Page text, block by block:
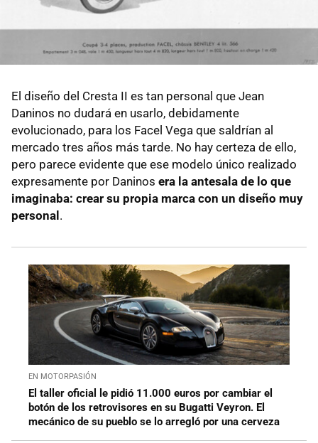
El diseño del Cresta II es tan personal que Jean
Daninos no dudará en usarlo, debidamente
evolucionado, para los Facel Vega que saldrían al
mercado tres años más tarde. No hay certeza de ello,
pero parece evidente que ese modelo único realizado
expresamente por Daninos era la antesala de lo que
imaginaba: crear su propia marca con un diseño muy
personal .
EN MOTORPASIÓN
El taller oficial le pidió 11.000 euros por cambiar el
botón de los retrovisores en su Bugatti Veyron. El
mecánico de su pueblo se lo arregló por una cerveza